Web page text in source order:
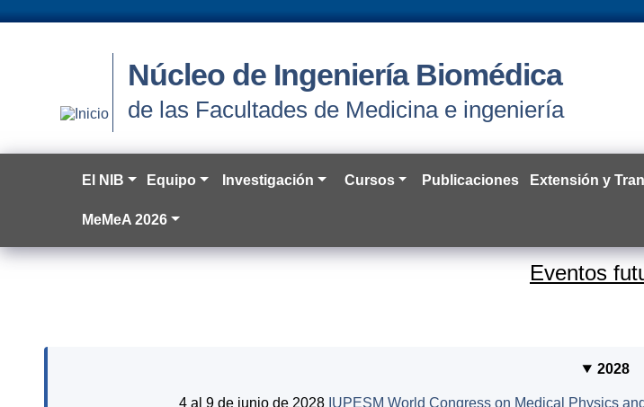
Núcleo de Ingeniería Biomédica
de las Facultades de Medicina e ingeniería
El NIB Equipo Investigación Cursos Publicaciones Extensión y
MeMeA 2026
Eventos
2028
4 al 9 de junio de 2028 IUPESM World Congress on Medical Physics